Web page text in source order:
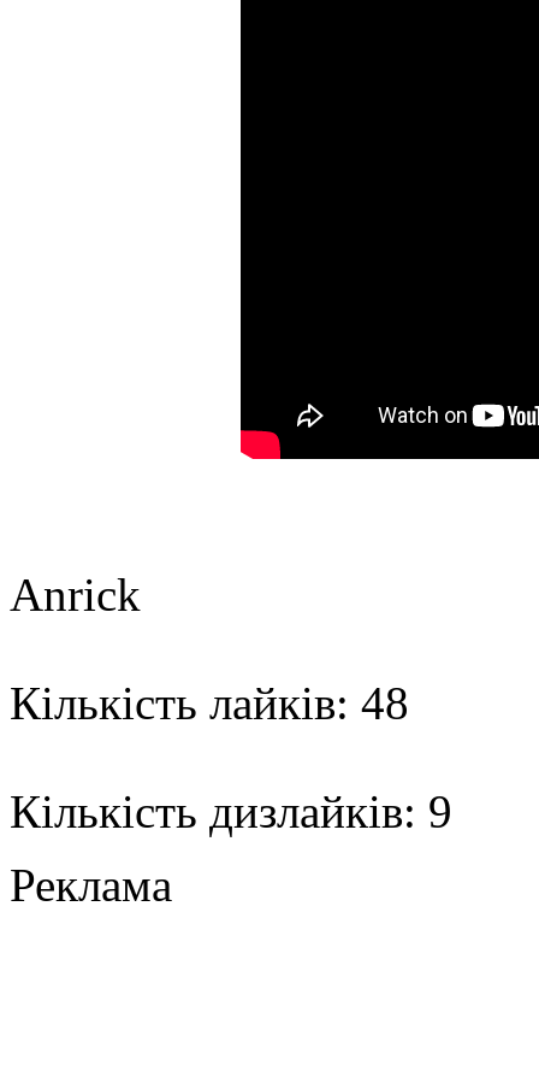
Anrick
Кількість лайків: 48
Кількість дизлайків: 9
Реклама